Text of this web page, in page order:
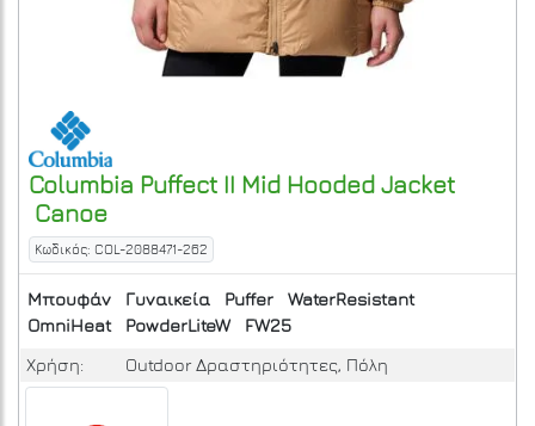
Columbia Puffect II Mid Hooded Jacket
Canoe
Κωδικός: COL-2088471-262
Μπουφάν Γυναικεία Puffer
WaterResistant
OmniHeat
PowderLiteW
FW25
Χρήση:
Outdoor Δραστηριότητες, Πόλη